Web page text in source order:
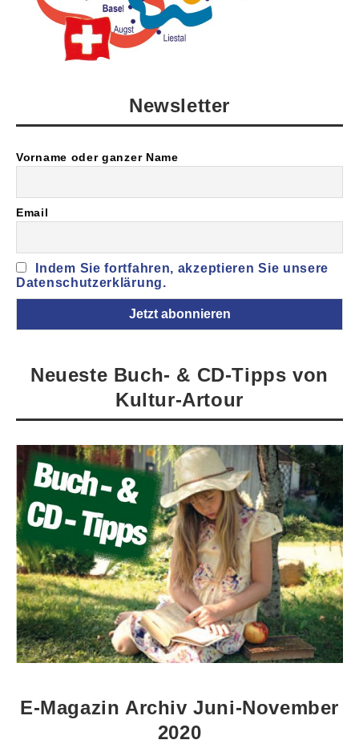
Newsletter
Vorname oder ganzer Name
Email
Indem Sie fortfahren, akzeptieren Sie unsere
Datenschutzerklärung.
Neueste Buch- & CD-Tipps von
Kultur-Artour
E-Magazin Archiv Juni-November
2020